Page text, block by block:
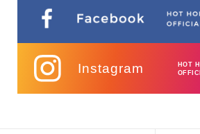
Instagram
HOT